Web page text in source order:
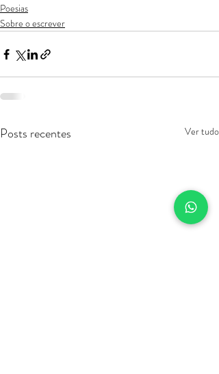
Poesias
Sobre o escrever
Posts recentes Ver tudo